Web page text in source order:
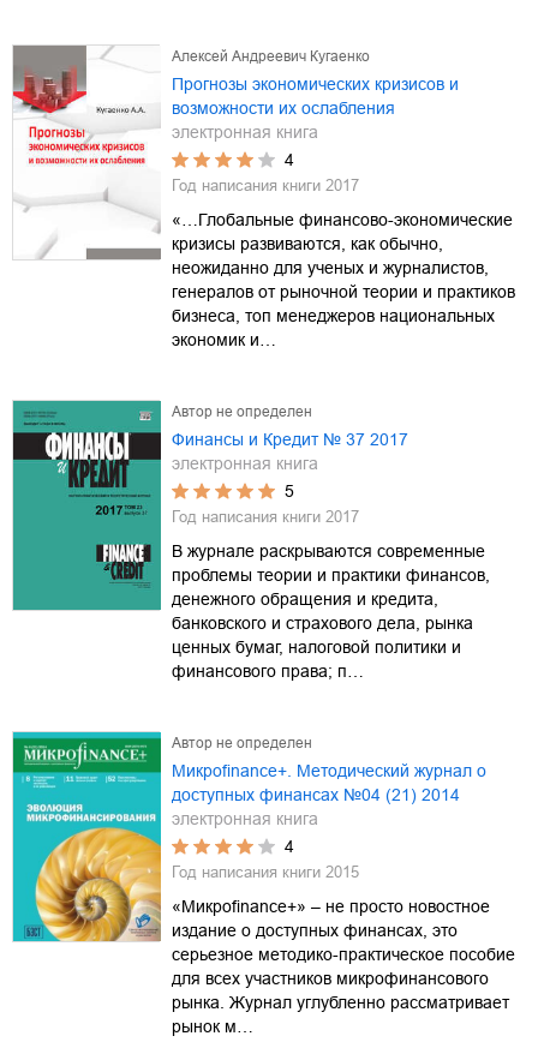
Алексей Андреевич Кугаенко
Прогнозы экономических кризисов и
возможности их ослабления
электронная книга
4
Год написания книги 2017
«…Глобальные финансово-экономические
кризисы развиваются, как обычно,
неожиданно для ученых и журналистов,
генералов от рыночной теории и практиков
бизнеса, топ менеджеров национальных
экономик и…
Автор не определен
Финансы и Кредит № 37 2017
электронная книга
5
Год написания книги 2017
В журнале раскрываются современные
проблемы теории и практики финансов,
денежного обращения и кредита,
банковского и страхового дела, рынка
ценных бумаг, налоговой политики и
финансового права; п…
Автор не определен
Mикроfinance+. Методический журнал о
доступных финансах №04 (21) 2014
электронная книга
4
Год написания книги 2015
«Микроfinance+» – не просто новостное
издание о доступных финансах, это
серьезное методико-практическое пособие
для всех участников микрофинансового
рынка. Журнал углубленно рассматривает
рынок м…